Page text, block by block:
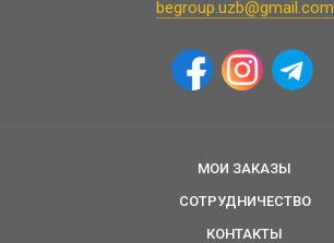
begroup.uzb@gmail.com
МОИ ЗАКАЗЫ
СОТРУДНИЧЕСТВО
КОНТАКТЫ